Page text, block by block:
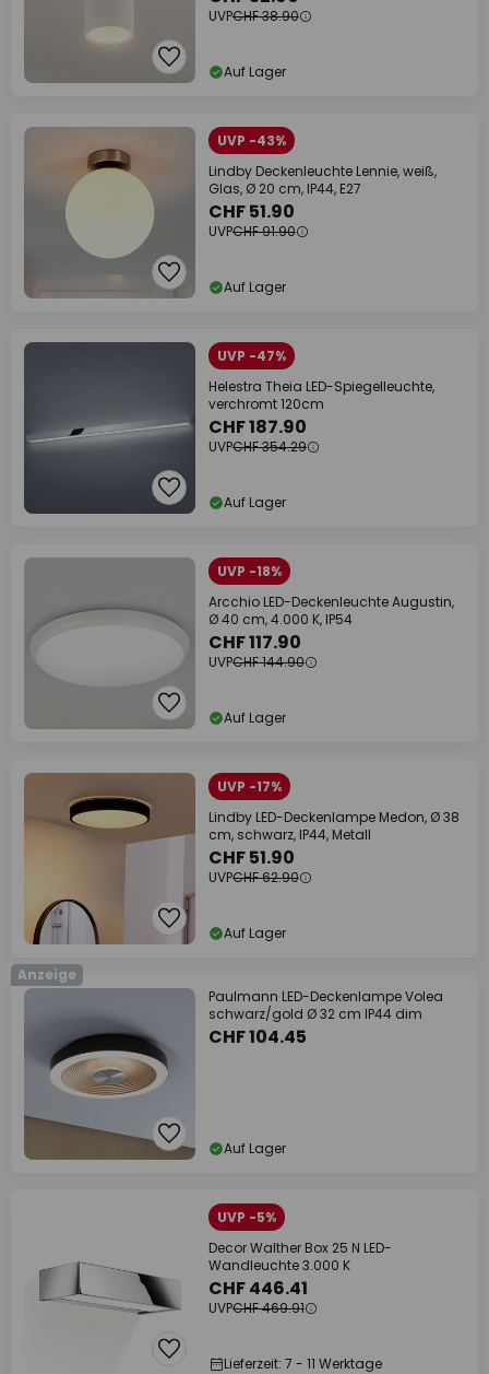
UVPCHF 38.90
Auf Lager
UVP -43%
Lindby Deckenleuchte Lennie, weiß,
Glas, Ø 20 cm, IP44, E27
CHF 51.90
UVPCHF 91.90
Auf Lager
UVP -47%
Helestra Theia LED-Spiegelleuchte,
verchromt 120cm
CHF 187.90
UVPCHF 354.29
Auf Lager
UVP -18%
Arcchio LED-Deckenleuchte Augustin,
Ø 40 cm, 4.000 K, IP54
CHF 117.90
UVPCHF 144.90
Auf Lager
UVP -17%
Lindby LED-Deckenlampe Medon, Ø 38
cm, schwarz, IP44, Metall
CHF 51.90
UVPCHF 62.90
Auf Lager
Anzeige
Paulmann LED-Deckenlampe Volea
schwarz/gold Ø 32 cm IP44 dim
CHF 104.45
Auf Lager
UVP -5%
Decor Walther Box 25 N LED-
Wandleuchte 3.000 K
CHF 446.41
UVPCHF 469.91
Lieferzeit: 7 - 11 Werktage